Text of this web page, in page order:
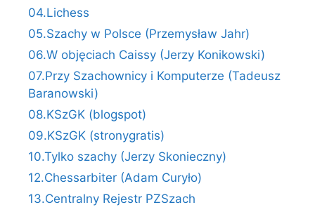
04.Lichess
05.Szachy w Polsce (Przemysław Jahr)
06.W objęciach Caissy (Jerzy Konikowski)
07.Przy Szachownicy i Komputerze (Tadeusz
Baranowski)
08.KSzGK (blogspot)
09.KSzGK (stronygratis)
10.Tylko szachy (Jerzy Skonieczny)
12.Chessarbiter (Adam Curyło)
13.Centralny Rejestr PZSzach